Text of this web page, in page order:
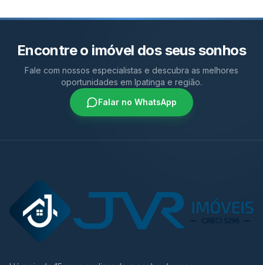
Encontre o imóvel dos seus sonhos
Fale com nossos especialistas e descubra as melhores
oportunidades em Ipatinga e região.
Falar no WhatsApp